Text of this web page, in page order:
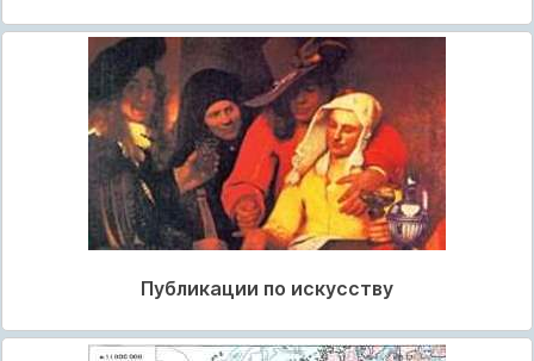
Публикации по искусству